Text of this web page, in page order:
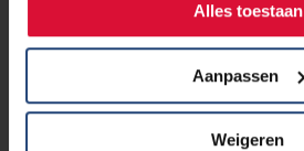
Alles toestaan
Aanpassen
Weigeren